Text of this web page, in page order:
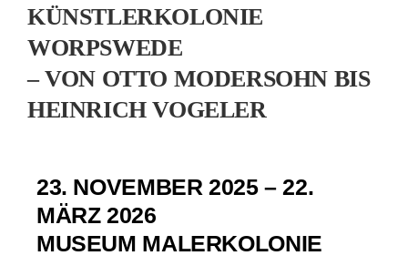
KUNSTSCHULE
KRONBERGER MALERKOLONIE
NACH:
KÜNSTLERKOLONIE
WORPSWEDE
– VON OTTO MODERSOHN BIS
HEINRICH VOGELER
23. NOVEMBER 2025 – 22.
MÄRZ 2026
MUSEUM MALERKOLONIE